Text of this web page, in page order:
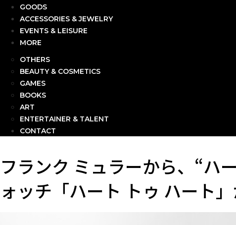
GOODS
ACCESSORIES & JEWELRY
EVENTS & LEISURE
MORE
OTHERS
BEAUTY & COSMETICS
GAMES
BOOKS
ART
ENTERTAINER & TALENT
CONTACT
フランク ミュラーから、“ハ
ォッチ「ハート トゥ ハート」